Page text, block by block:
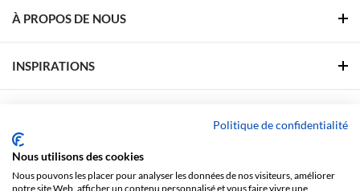
À PROPOS DE NOUS
INSPIRATIONS
Politique de confidentialité
Nous utilisons des cookies
Nous pouvons les placer pour analyser les données de nos visiteurs, améliorer
notre site Web, afficher un contenu personnalisé et vous faire vivre une